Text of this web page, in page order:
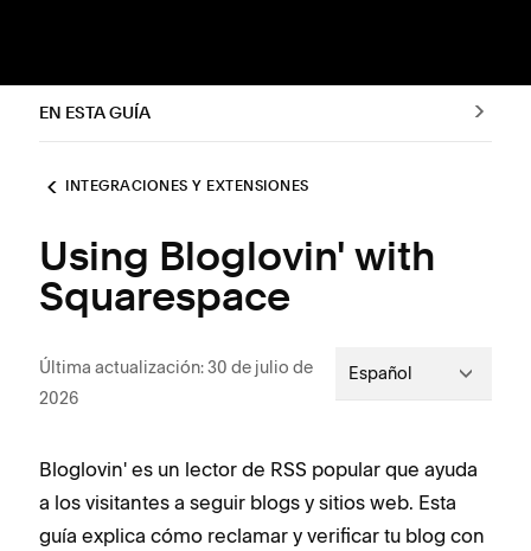
EN ESTA GUÍA
INTEGRACIONES Y EXTENSIONES
Using Bloglovin' with
Squarespace
Última actualización: 30 de julio de
2026
Español
Bloglovin' es un lector de RSS popular que ayuda
a los visitantes a seguir blogs y sitios web. Esta
guía explica cómo reclamar y verificar tu blog con